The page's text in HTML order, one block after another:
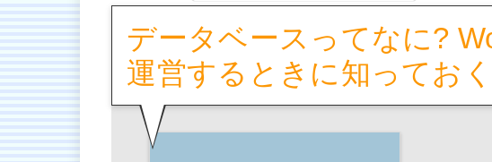
データベースってなに?
運営するときに知ってお